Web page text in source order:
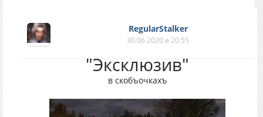
RegularStalker
30.06.2020 в 20:55
"Эксклюзив"
в скобъочкахъ